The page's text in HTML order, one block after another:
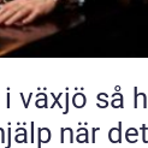
hittar du rätt
när